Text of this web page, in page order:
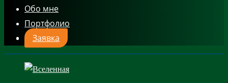
Обо мне
Портфолио
Заявка